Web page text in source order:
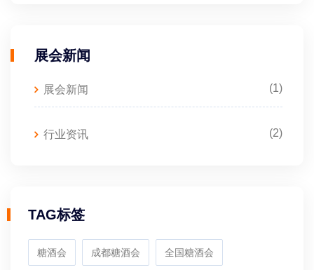
展会新闻
展会新闻 (1)
行业资讯 (2)
TAG标签
糖酒会 成都糖酒会 全国糖酒会